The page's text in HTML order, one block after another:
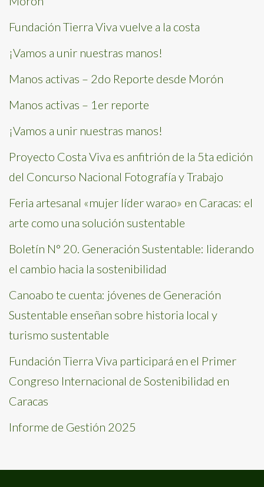
Fundación Tierra Viva vuelve a la costa
¡Vamos a unir nuestras manos!
Manos activas – 2do Reporte desde Morón
Manos activas – 1er reporte
¡Vamos a unir nuestras manos!
Proyecto Costa Viva es anfitrión de la 5ta edición
del Concurso Nacional Fotografía y Trabajo
Feria artesanal «mujer líder warao» en Caracas: el
arte como una solución sustentable
Boletín N° 20. Generación Sustentable: liderando
el cambio hacia la sostenibilidad
Canoabo te cuenta: jóvenes de Generación
Sustentable enseñan sobre historia local y
turismo sustentable
Fundación Tierra Viva participará en el Primer
Congreso Internacional de Sostenibilidad en
Caracas
Informe de Gestión 2025